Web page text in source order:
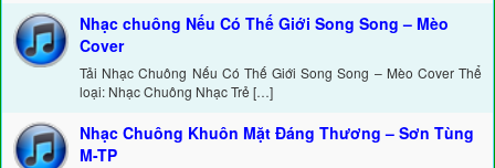
Nhạc chuông Nếu Có Thế Giới Song Song – Mèo
Cover
Tải Nhạc Chuông Nếu Có Thế Giới Song Song – Mèo Cover Thể
loại: Nhạc Chuông Nhạc Trẻ […]
Nhạc Chuông Khuôn Mặt Đáng Thương – Sơn Tùng
M-TP